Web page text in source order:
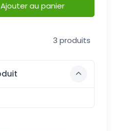
Ajouter au panier
3 produits